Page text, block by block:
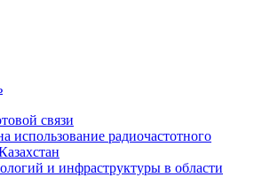
связи
использование радиочастотного
и инфраструктуры в области